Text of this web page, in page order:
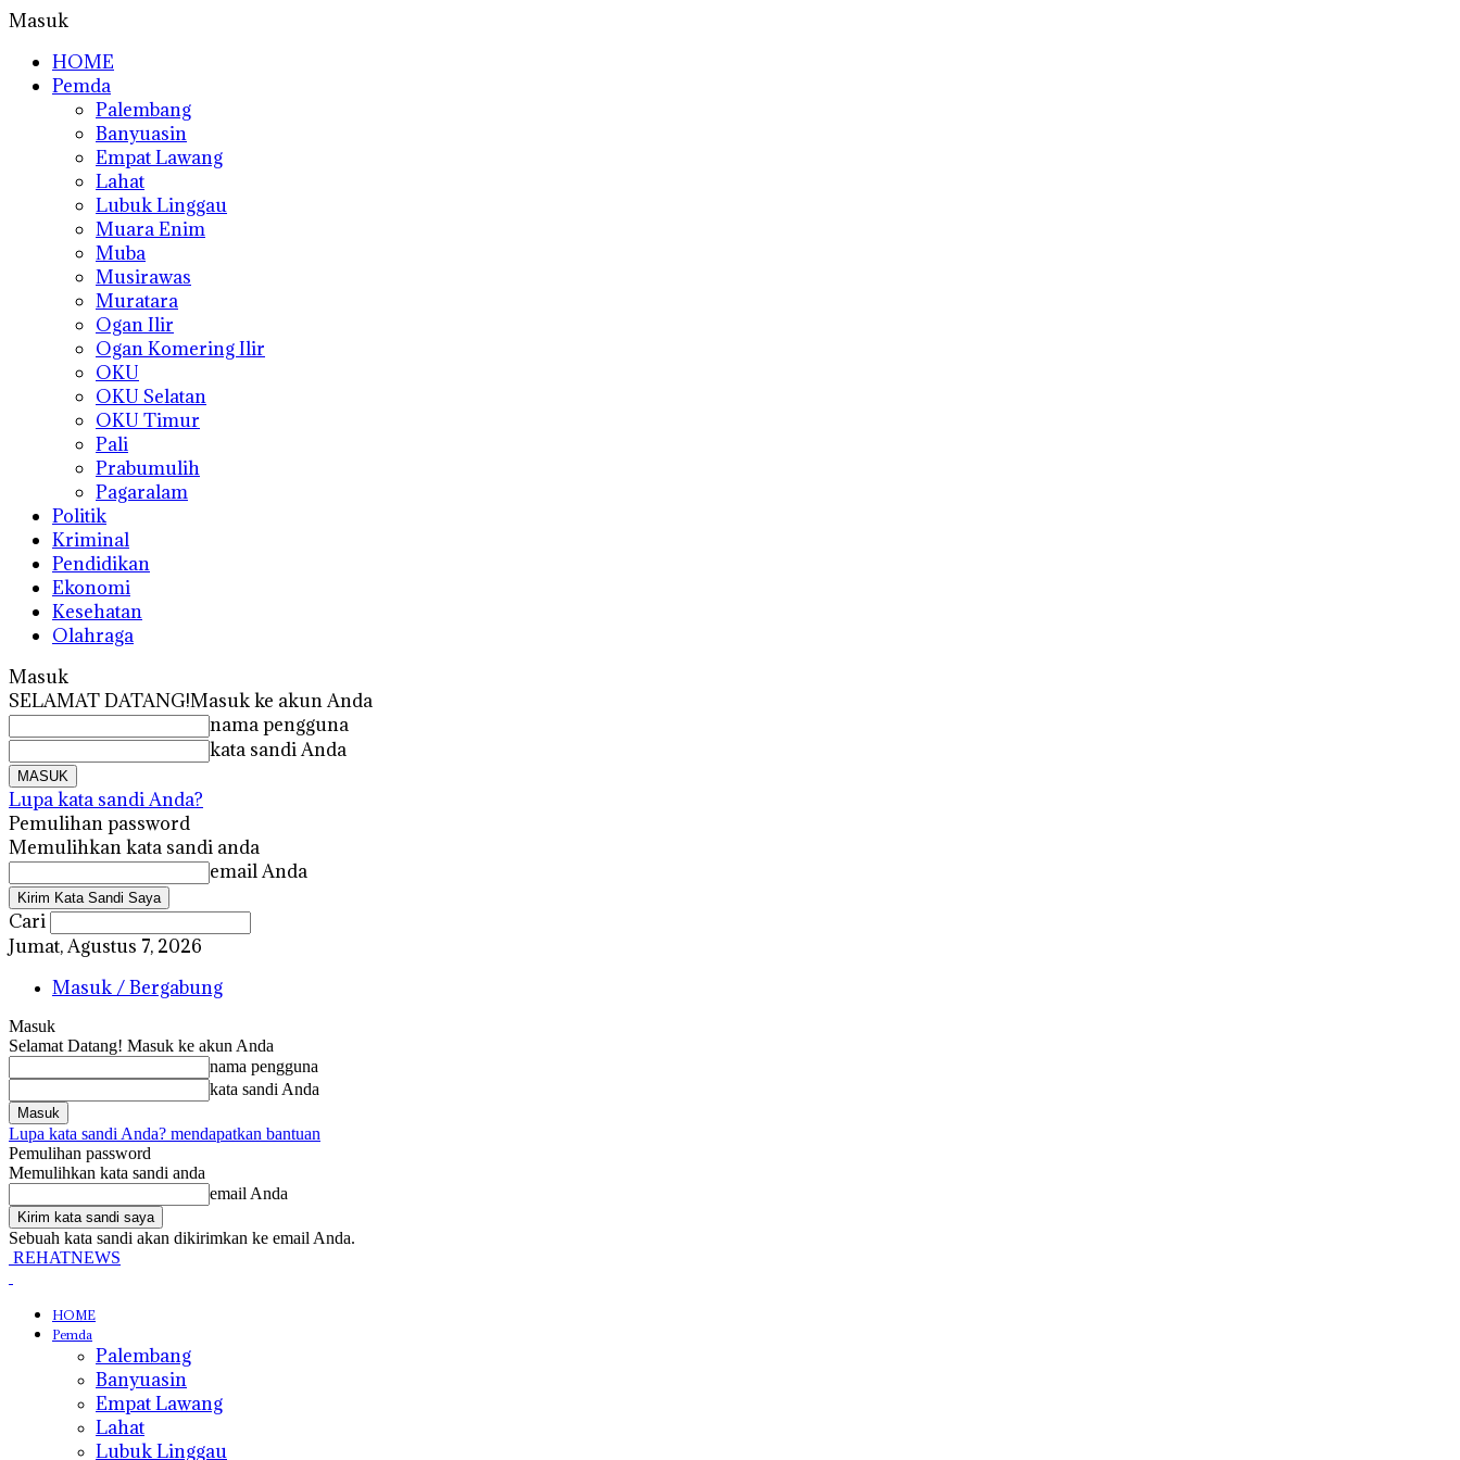
Masuk
HOME
Pemda
Palembang
Banyuasin
Empat Lawang
Lahat
Lubuk Linggau
Muara Enim
Muba
Musirawas
Muratara
Ogan Ilir
Ogan Komering Ilir
OKU
OKU Selatan
OKU Timur
Pali
Prabumulih
Pagaralam
Politik
Kriminal
Pendidikan
Ekonomi
Kesehatan
Olahraga
Masuk
SELAMAT DATANG!Masuk ke akun Anda
nama pengguna
kata sandi Anda
Lupa kata sandi Anda?
Pemulihan password
Memulihkan kata sandi anda
email Anda
Cari
Jumat, Agustus 7, 2026
Masuk / Bergabung
Masuk
Selamat Datang! Masuk ke akun Anda
nama pengguna
kata sandi Anda
Lupa kata sandi Anda? mendapatkan bantuan
Pemulihan password
Memulihkan kata sandi anda
email Anda
Sebuah kata sandi akan dikirimkan ke email Anda.
REHATNEWS
HOME
Pemda
Palembang
Banyuasin
Empat Lawang
Lahat
Lubuk Linggau